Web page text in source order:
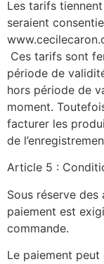
Les tarifs
seraient
Ces tarifs sont
période de
hors période de
moment.
facturer les
de
Article 5 :
Sous réserve
paiement est
commande.
Le paiement